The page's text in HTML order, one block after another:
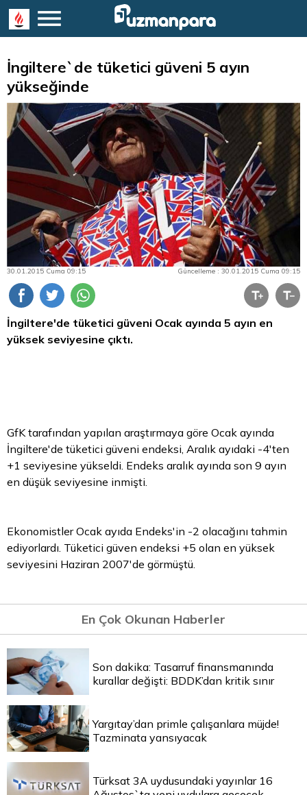
İngiltere`de tüketici güveni 5 ayın
yükseğinde
30.01.2015 Cuma 09:15 Güncelleme : 30.01.2015 Cuma 09:15
İngiltere'de tüketici güveni Ocak ayında 5 ayın en
yüksek seviyesine çıktı.
GfK tarafından yapılan araştırmaya göre Ocak ayında
İngiltere'de tüketici güveni endeksi, Aralık ayıdaki -4'ten
+1 seviyesine yükseldi. Endeks aralık ayında son 9 ayın
en düşük seviyesine inmişti.
Ekonomistler Ocak ayıda Endeks'in -2 olacağını tahmin
ediyorlardı. Tüketici güven endeksi +5 olan en yüksek
seviyesini Haziran 2007'de görmüştü.
En Çok Okunan Haberler
Son dakika: Tasarruf finansmanında
kurallar değişti: BDDK’dan kritik sınır
Yargıtay’dan primle çalışanlara müjde!
Tazminata yansıyacak
Türksat 3A uydusundaki yayınlar 16